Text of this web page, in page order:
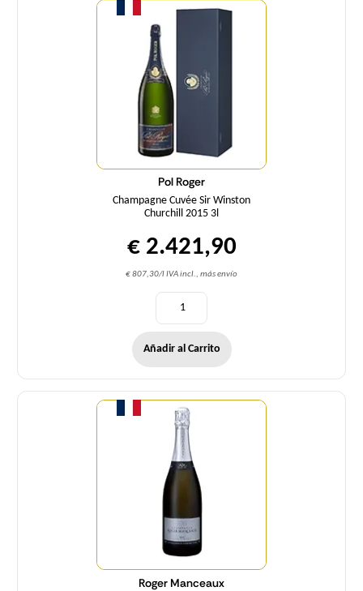
Pol Roger
Champagne Cuvée Sir Winston
Churchill 2015 3l
€ 2.421,90
€ 807,30/l IVA incl., más envío
Añadir al Carrito
Roger Manceaux
Cantidad